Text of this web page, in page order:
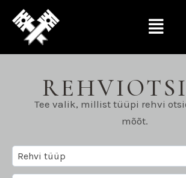
Tee valik, millist tüüpi rehvi
mõõt.